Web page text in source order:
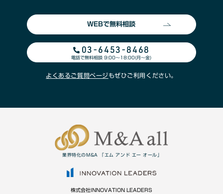
WEBで無料相談
03-6453-8468
電話で無料相談 9:00〜18:00(月〜金)
よくあるご質問ページもぜひご利用ください。
業界特化のM&A 「エム アンド エー オール」
株式会社INNOVATION LEADERS